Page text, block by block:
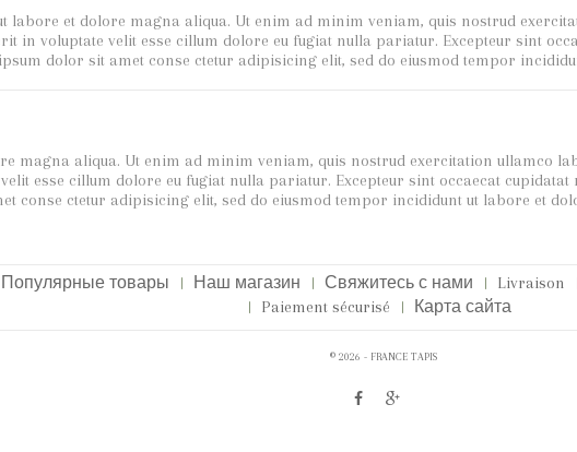
labore et dolore magna aliqua. Ut enim ad minim veniam, quis nostrud
in voluptate velit esse cillum dolore eu fugiat nulla pariatur. Excepteur sint
dolor sit amet conse ctetur adipisicing elit, sed do eiusmod tempor
magna aliqua. Ut enim ad minim veniam, quis nostrud exercitation ullamco
esse cillum dolore eu fugiat nulla pariatur. Excepteur sint occaecat
conse ctetur adipisicing elit, sed do eiusmod tempor incididunt ut labore et
Популярные товары Наш магазин Свяжитесь с нами Livraison
Paiement sécurisé
Карта сайта
© 2026 - FRANCE TAPIS